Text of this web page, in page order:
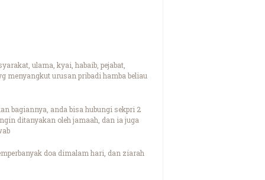
ulama, kyai, habaib, pejabat,
menyangkut urusan pribadi hamba beliau
bagiannya, anda bisa hubungi sekpri 2
ditanyakan oleh jamaah, dan ia juga
doa dimalam hari, dan ziarah